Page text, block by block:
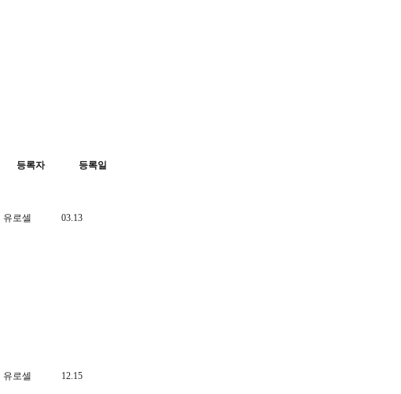
등록자 등록일
유로셀 03.13
유로셀 12.15